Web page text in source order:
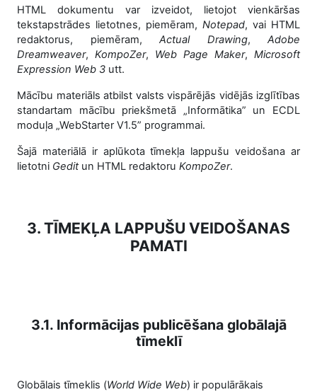
HTML dokumentu var izveidot, lietojot vienkāršas
tekstapstrādes lietotnes, piemēram, Notepad, vai HTML
redaktorus, piemēram, Actual Drawing, Adobe
Dreamweaver, KompoZer, Web Page Maker, Microsoft
Expression Web 3 utt.
Mācību materiāls atbilst valsts vispārējās vidējās izglītības
standartam mācību priekšmetā „Informātika” un ECDL
moduļa „WebStarter V1.5” programmai.
Šajā materiālā ir aplūkota tīmekļa lappušu veidošana ar
lietotni Geditun HTML redaktoru KompoZer.
3. TĪMEKĻA LAPPUŠU VEIDOŠANAS
PAMATI
3.1. Informācijas publicēšana globālajā
tīmeklī
Globālais tīmeklis (World Wide Web) ir populārākais